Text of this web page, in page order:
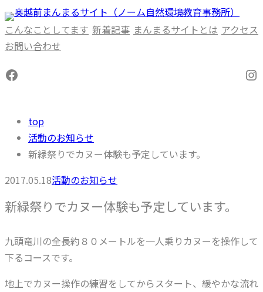
内
容
を
キ
こんなことしてます 新着記事 まんまるサイトとは アクセス
お問い合わせ
Facebook
top
活動のお知らせ
新緑祭りでカヌー体験も予定しています。
2017.05.18活動のお知らせ
新緑祭りでカヌー体験も予定しています。
九頭竜川の全長約８０メートルを一人乗りカヌーを操作して
下るコースです。
地上でカヌー操作の練習をしてからスタート、緩やかな流れ